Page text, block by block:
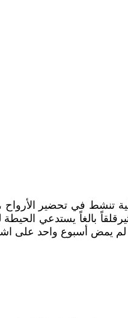
في تحضير الأرواح ،
بالغاً يستدعي
لم يمض أسبوع واحد على